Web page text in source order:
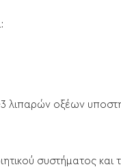
οξέων
συστήματος